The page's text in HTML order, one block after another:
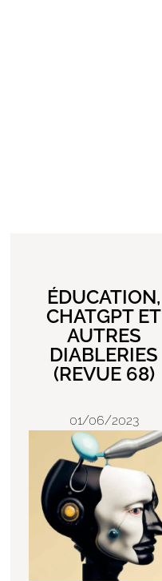
ÉDUCATION,
CHATGPT ET
AUTRES
DIABLERIES
(REVUE 68)
01/06/2023